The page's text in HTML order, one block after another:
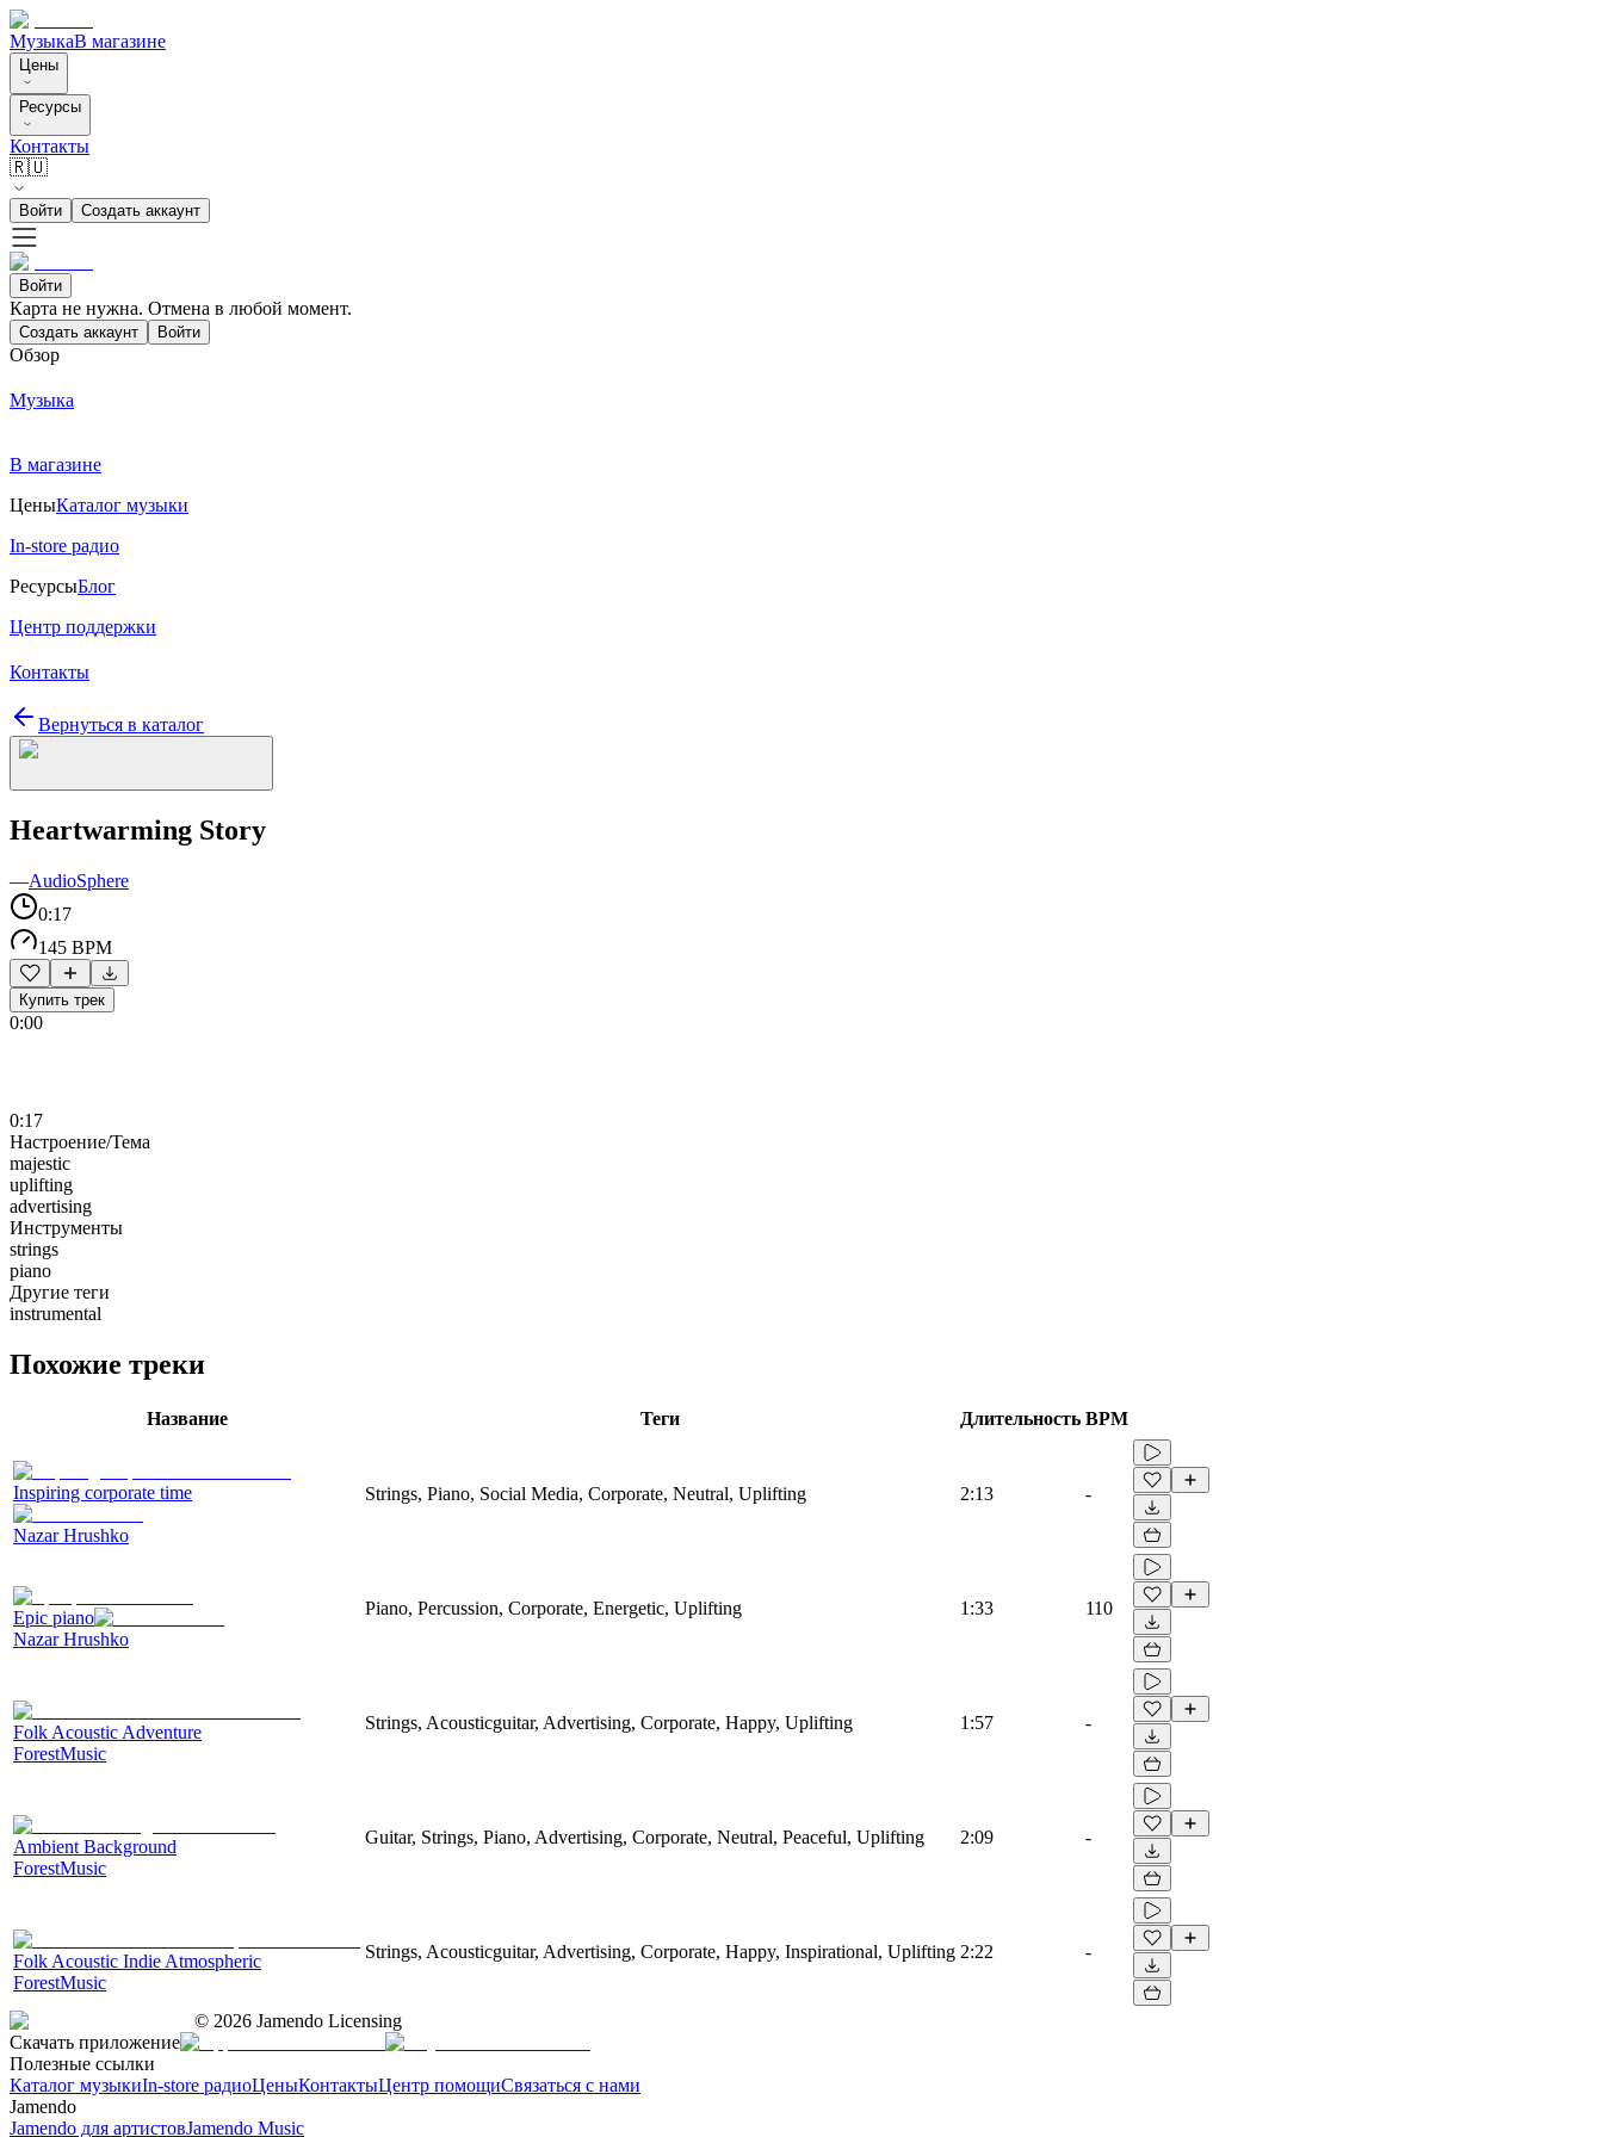
МузыкаВ магазине
Цены
Ресурсы
Контакты
🇷🇺
Войти Создать аккаунт
Войти
Карта не нужна. Отмена в любой момент.
Создать аккаунт Войти
Обзор
Музыка
В магазине
ЦеныКаталог музыки
In-store радио
РесурсыБлог
Центр поддержки
Контакты
Вернуться в каталог
Heartwarming Story
—AudioSphere
0:17
145 BPM
Купить трек
0:00
0:17
Настроение/Тема
majestic
uplifting
advertising
Инструменты
strings
piano
Другие теги
instrumental
Похожие треки
Название Теги Длительность BPM
Inspiring corporate time
Nazar Hrushko
Strings, Piano, Social Media, Corporate, Neutral, Uplifting 2:13 -
Epic piano
Nazar Hrushko
Piano, Percussion, Corporate, Energetic, Uplifting 1:33 110
Folk Acoustic Adventure
ForestMusic
Strings, Acousticguitar, Advertising, Corporate, Happy, Uplifting 1:57 -
Ambient Background
ForestMusic
Guitar, Strings, Piano, Advertising, Corporate, Neutral, Peaceful, Uplifting 2:09 -
Folk Acoustic Indie Atmospheric
ForestMusic
Strings, Acousticguitar, Advertising, Corporate, Happy, Inspirational, Uplifting 2:22 -
© 2026 Jamendo Licensing
Скачать приложение
Полезные ссылки
Каталог музыкиIn-store радиоЦеныКонтактыЦентр помощиСвязаться с нами
Jamendo
Jamendo для артистовJamendo Music